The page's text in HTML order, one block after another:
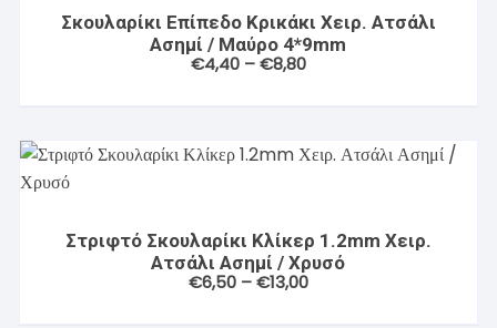
Σκουλαρίκι Επίπεδο Κρικάκι Χειρ. Ατσάλι
Ασημί / Μαύρο 4*9mm
€4,40 –€8,80Price
Στριφτό Σκουλαρίκι Κλίκερ 1.2mm Χειρ.
Ατσάλι Ασημί / Χρυσό
€6,50 –€13,00Price